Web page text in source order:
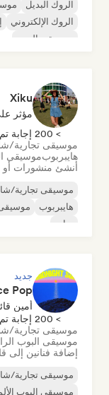
الروك البديل
الروك الإلكتروني
موسيقى البوب
Xiku
مؤثر
> 200 إجابة تم تقديمها
موسيقى تجارية/
هايبربوبموسيقى
أنشئ منشورات أو
موسيقى تجارية/
هايبربوب
تراب
جديد
أمين
> 200 إجابة تم تقديمها
موسيقى تجارية/
موسيقى البوب
إضافة فنانين إلى
موسيقى تجارية/
موسيقى البوب